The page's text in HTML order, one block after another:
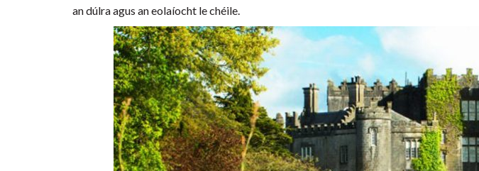
an dúlra agus an eolaíocht le chéile.